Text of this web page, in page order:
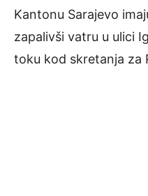
Kantonu Sarajevo
zapalivši vatru u ulici
toku kod skretanja za